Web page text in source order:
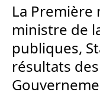
La Première
ministre de
publiques,
résultats